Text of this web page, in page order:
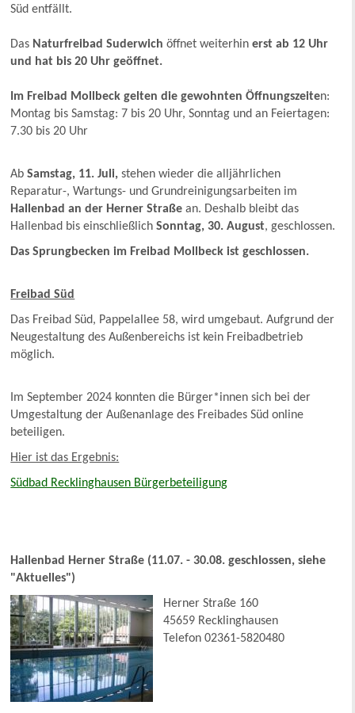
Süd entfällt.
Das Naturfreibad Suderwich öffnet weiterhinerst ab 12 Uhr
und hat bis 20 Uhr geöffnet.
Im Freibad Mollbeck gelten die gewohnten Öffnungszeiten:
Montag bis Samstag: 7 bis 20 Uhr, Sonntag und an Feiertagen:
7.30 bis 20 Uhr
AbSamstag, 11. Juli, stehen wieder die alljährlichen
Reparatur-, Wartungs- und Grundreinigungsarbeiten im
Hallenbad an der Herner Straße an. Deshalb bleibt das
Hallenbad bis einschließlichSonntag, 30. August, geschlossen.
Das Sprungbecken im Freibad Mollbeck ist geschlossen.
Freibad Süd
Das Freibad Süd, Pappelallee 58, wird umgebaut. Aufgrund der
Neugestaltung des Außenbereichs ist kein Freibadbetrieb
möglich.
Im September 2024 konnten die Bürger*innen sich bei der
Umgestaltung der Außenanlage des Freibades Süd online
beteiligen.
Hier ist das Ergebnis:
Südbad Recklinghausen Bürgerbeteiligung
Hallenbad Herner Straße (11.07. - 30.08. geschlossen, siehe
"Aktuelles")
Herner Straße 160
45659 Recklinghausen
Telefon 02361-5820480